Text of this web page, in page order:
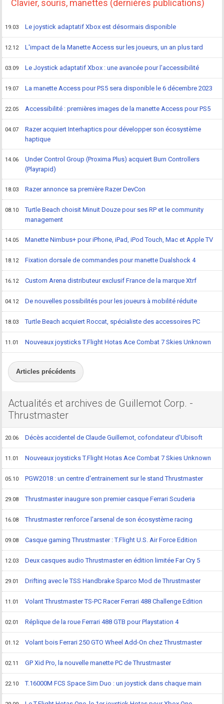
Clavier, souris, manettes (dernières publications)
19.03 Le joystick adaptatif Xbox est désormais disponible
12.12 L'impact de la Manette Access sur les joueurs, un an plus tard
03.09 Le Joystick adaptatif Xbox : une avancée pour l'accessibilité
19.07 La manette Access pour PS5 sera disponible le 6 décembre 2023
22.05 Accessibilité : premières images de la manette Access pour PS5
04.07
Razer acquiert Interhaptics pour développer son écosystème
haptique
14.06
Under Control Group (Proxima Plus) acquiert Burn Controllers
(Playrapid)
18.03 Razer annonce sa première Razer DevCon
08.10
Turtle Beach choisit Minuit Douze pour ses RP et le community
management
14.05 Manette Nimbus+ pour iPhone, iPad, iPod Touch, Mac et Apple TV
18.12 Fixation dorsale de commandes pour manette Dualshock 4
16.12 Custom Arena distributeur exclusif France de la marque Xtrf
04.12 De nouvelles possibilités pour les joueurs à mobilité réduite
18.03 Turtle Beach acquiert Roccat, spécialiste des accessoires PC
11.01 Nouveaux joysticks T.Flight Hotas Ace Combat 7 Skies Unknown
Articles précédents
Actualités et archives de Guillemot Corp. -
Thrustmaster
20.06 Décès accidentel de Claude Guillemot, cofondateur d'Ubisoft
11.01 Nouveaux joysticks T.Flight Hotas Ace Combat 7 Skies Unknown
05.10 PGW2018 : un centre d'entrainement sur le stand Thrustmaster
29.08 Thrustmaster inaugure son premier casque Ferrari Scuderia
16.08 Thrustmaster renforce l'arsenal de son écosystème racing
09.08 Casque gaming Thrustmaster : T.Flight U.S. Air Force Edition
12.03 Deux casques audio Thrustmaster en édition limitée Far Cry 5
29.01 Drifting avec le TSS Handbrake Sparco Mod de Thrustmaster
11.01 Volant Thrustmaster TS-PC Racer Ferrari 488 Challenge Edition
02.01 Réplique de la roue Ferrari 488 GTB pour Playstation 4
01.12 Volant bois Ferrari 250 GTO Wheel Add-On chez Thrustmaster
02.11 GP Xid Pro, la nouvelle manette PC de Thrustmaster
22.10 T.16000M FCS Space Sim Duo : un joystick dans chaque main